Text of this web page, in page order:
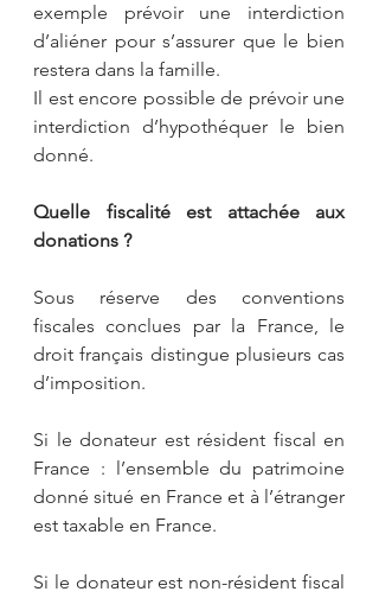
exemple prévoir une interdiction
d’aliéner pour s’assurer que le bien
restera dans la famille.
Il est encore possible de prévoir une
interdiction d’hypothéquer le bien
donné.
Quelle fiscalité est attachée aux
donations ?
Sous réserve des conventions
fiscales conclues par la France, le
droit français distingue plusieurs cas
d’imposition.
Si le donateur est résident fiscal en
France : l’ensemble du patrimoine
donné situé en France et à l’étranger
est taxable en France.
Si le donateur est non-résident fiscal